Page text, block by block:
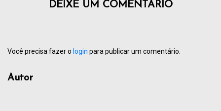
DEIXE UM COMENTÁRIO
Você precisa fazer o login para publicar um comentário.
Autor